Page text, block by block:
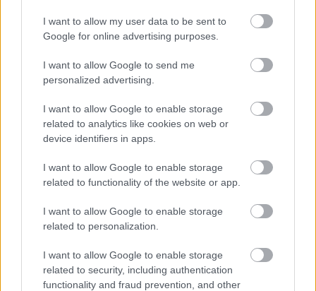
I want to allow my user data to be sent to
Google for online advertising purposes.
I want to allow Google to send me
personalized advertising.
I want to allow Google to enable storage
related to analytics like cookies on web or
device identifiers in apps.
I want to allow Google to enable storage
related to functionality of the website or app.
I want to allow Google to enable storage
related to personalization.
I want to allow Google to enable storage
related to security, including authentication
functionality and fraud prevention, and other
A torontói filmmustra szeptember 15-én a
adaptációjával, aLife of Crime című krimivel
búcsúzik a közönségtől.